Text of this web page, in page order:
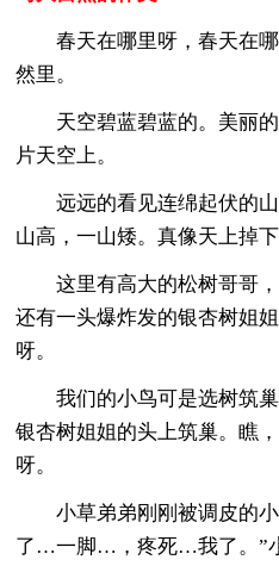
春天在哪里呀，春天在哪
然里。
天空碧蓝碧蓝的。美丽的
片天空上。
远远的看见连绵起伏的山
山高，一山矮。真像天上掉
这里有高大的松树哥哥，
还有一头爆炸发的银杏树姐
呀。
我们的小鸟可是选树筑巢
银杏树姐姐的头上筑巢。瞧
呀。
小草弟弟刚刚被调皮的小
了…一脚…，疼死…我了。”